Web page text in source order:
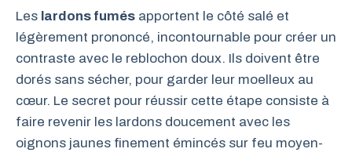
Les lardons fumés apportent le côté salé et
légèrement prononcé, incontournable pour créer un
contraste avec le reblochon doux. Ils doivent être
dorés sans sécher, pour garder leur moelleux au
cœur. Le secret pour réussir cette étape consiste à
faire revenir les lardons doucement avec les
oignons jaunes finement émincés sur feu moyen-